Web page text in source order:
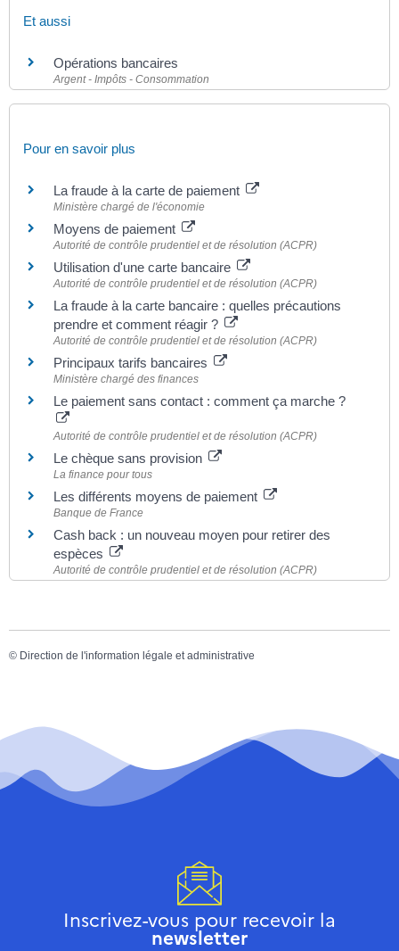
Et aussi
Opérations bancaires
Argent - Impôts - Consommation
Pour en savoir plus
La fraude à la carte de paiement
Ministère chargé de l'économie
Moyens de paiement
Autorité de contrôle prudentiel et de résolution (ACPR)
Utilisation d'une carte bancaire
Autorité de contrôle prudentiel et de résolution (ACPR)
La fraude à la carte bancaire : quelles précautions
prendre et comment réagir ?
Autorité de contrôle prudentiel et de résolution (ACPR)
Principaux tarifs bancaires
Ministère chargé des finances
Le paiement sans contact : comment ça marche ?
Autorité de contrôle prudentiel et de résolution (ACPR)
Le chèque sans provision
La finance pour tous
Les différents moyens de paiement
Banque de France
Cash back : un nouveau moyen pour retirer des
espèces
Autorité de contrôle prudentiel et de résolution (ACPR)
© Direction de l'information légale et administrative
Inscrivez-vous pour recevoir la
newsletter